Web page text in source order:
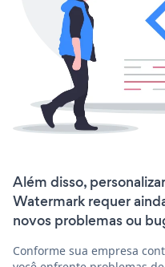
Além disso,
Watermark requer
novos problemas ou
Conforme sua empresa